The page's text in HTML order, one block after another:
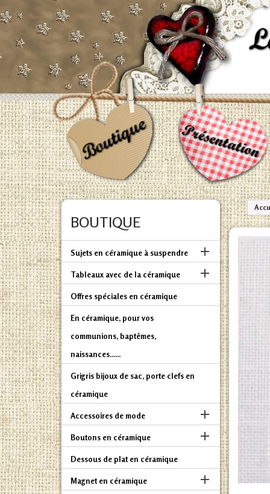
BOUTIQUE
Sujets en céramique à suspendre 
Tableaux avec de la céramique 
Offres spéciales en céramique
En céramique, pour vos
communions, baptêmes,
naissances......
Grigris bijoux de sac, porte clefs en
céramique
Accessoires de mode 
Boutons en céramique 
Dessous de plat en céramique
Magnet en céramique 